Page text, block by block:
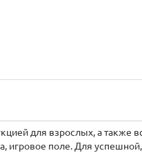
для взрослых, а также
игровое поле. Для успешной,